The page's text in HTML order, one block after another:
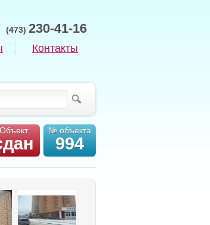
(473) 230-41-16
Контакты
Объект № объекта
994